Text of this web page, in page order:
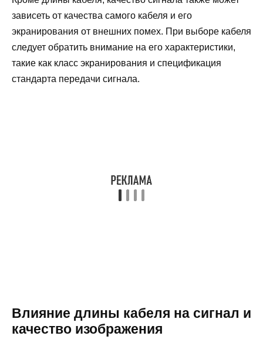
зависеть от качества самого кабеля и его
экранирования от внешних помех. При выборе кабеля
следует обратить внимание на его характеристики,
такие как класс экранирования и спецификация
стандарта передачи сигнала.
Влияние длины кабеля на сигнал и
качество изображения